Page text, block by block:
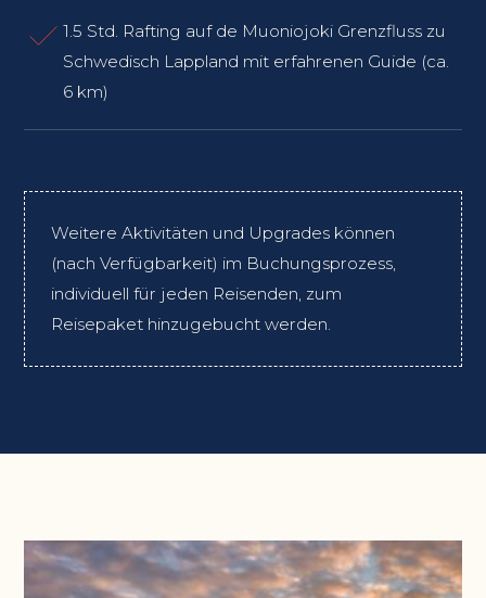
1.5 Std. Rafting auf de Muoniojoki Grenzfluss zu
Schwedisch Lappland mit erfahrenen Guide (ca.
6 km)
Weitere Aktivitäten und Upgrades können
(nach Verfügbarkeit) im Buchungsprozess,
individuell für jeden Reisenden, zum
Reisepaket hinzugebucht werden.